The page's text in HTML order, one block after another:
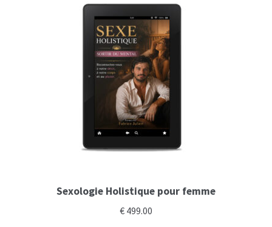
Sexologie Holistique pour femme
€ 499.00